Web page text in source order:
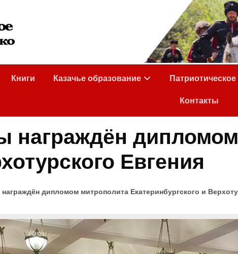
Книги Казачье образование
Контакты
награждён
Евгения
дипломом митрополита Екатеринбургского и